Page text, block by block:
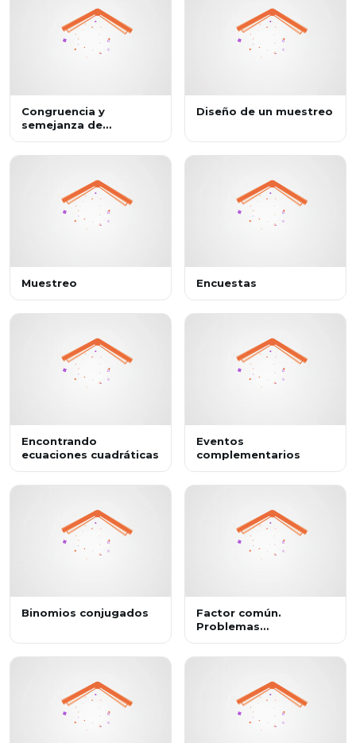
Congruencia y
semejanza de
Diseño de un muestreo
Muestreo Encuestas
Encontrando
ecuaciones cuadráticas
Eventos
complementarios
Binomios conjugados
Factor común.
Problemas